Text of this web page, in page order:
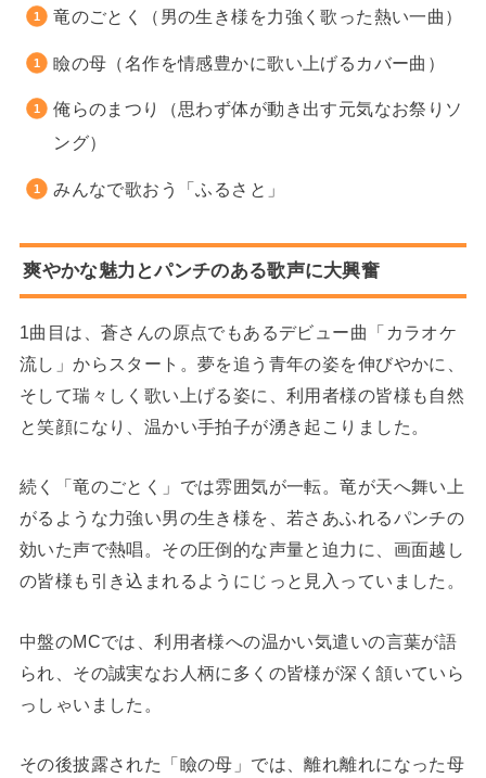
竜のごとく（男の生き様を力強く歌った熱い一曲）
瞼の母（名作を情感豊かに歌い上げるカバー曲）
俺らのまつり（思わず体が動き出す元気なお祭りソ
ング）
みんなで歌おう「ふるさと」
爽やかな魅力とパンチのある歌声に大興奮
1曲目は、蒼さんの原点でもあるデビュー曲「カラオケ
流し」からスタート。夢を追う青年の姿を伸びやかに、
そして瑞々しく歌い上げる姿に、利用者様の皆様も自然
と笑顔になり、温かい手拍子が湧き起こりました。
続く「竜のごとく」では雰囲気が一転。竜が天へ舞い上
がるような力強い男の生き様を、若さあふれるパンチの
効いた声で熱唱。その圧倒的な声量と迫力に、画面越し
の皆様も引き込まれるようにじっと見入っていました。
中盤のMCでは、利用者様への温かい気遣いの言葉が語
られ、その誠実なお人柄に多くの皆様が深く頷いていら
っしゃいました。
その後披露された「瞼の母」では、離れ離れになった母